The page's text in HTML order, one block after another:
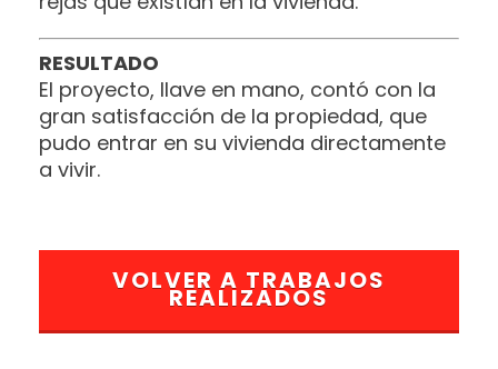
RESULTADO
El proyecto, llave en mano, contó con la
gran satisfacción de la propiedad, que
pudo entrar en su vivienda directamente
a vivir.
VOLVER A TRABAJOS
REALIZADOS